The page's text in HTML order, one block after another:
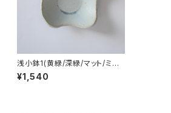
浅小鉢1(黄緑/深緑/マット/ミン
トグリーン/白御影土)
¥1,540